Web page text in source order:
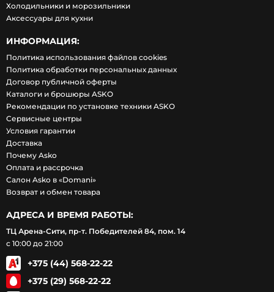
Холодильники и морозильники
Аксессуары для кухни
ИНФОРМАЦИЯ:
Политика использования файлов cookies
Политика обработки персональных данных
Договор публичной оферты
Каталоги и брошюры ASKO
Рекомендации по установке техники ASKO
Сервисные центры
Условия гарантии
Доставка
Почему Asko
Оплата и рассрочка
Салон Asko в «Domani»
Возврат и обмен товара
АДРЕСА И ВРЕМЯ РАБОТЫ:
ТЦ Арена-Сити, пр-т. Победителей 84, пом. 14
с 10:00 до 21:00
+375 (44) 568-22-22
+375 (29) 568-22-22